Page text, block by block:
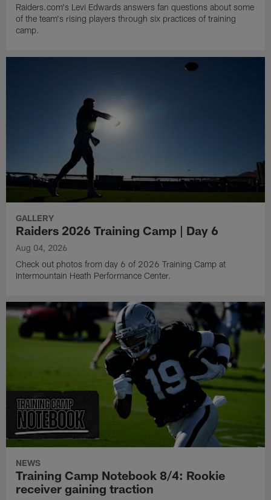
Raiders.com's Levi Edwards answers fan questions about some
of the team's rising players through six practices of training
camp.
GALLERY
Raiders 2026 Training Camp | Day 6
Aug 04, 2026
Check out photos from day 6 of 2026 Training Camp at
Intermountain Heath Performance Center.
NEWS
Training Camp Notebook 8/4: Rookie
receiver gaining traction